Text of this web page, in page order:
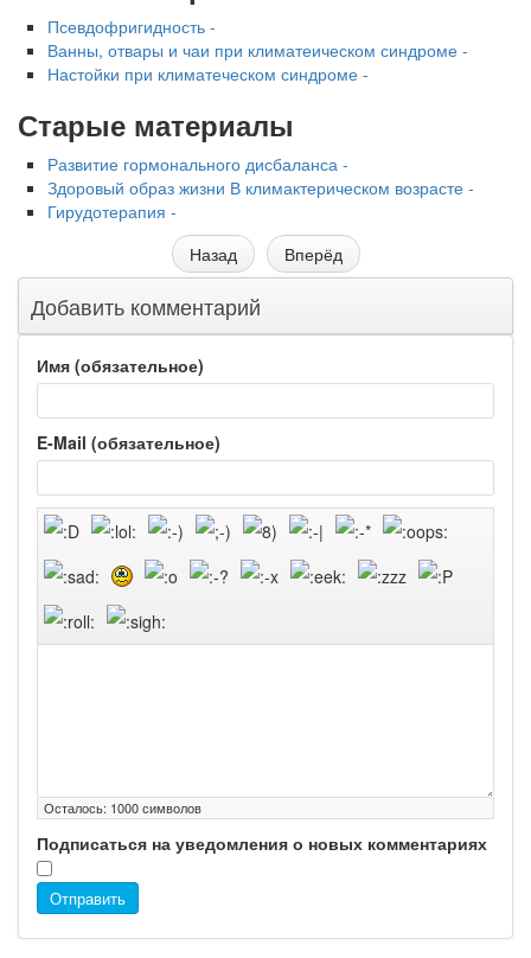
Псевдофригидность -
Ванны, отвары и чаи при климатеическом синдроме -
Настойки при климатеческом синдроме -
Старые материалы
Развитие гормо­нального дисбаланса -
Здоровый образ жизни В климактерическом возрасте -
Гирудоте­рапия -
Назад
Вперёд
Добавить комментарий
Имя (обязательное)
E-Mail (обязательное)
Осталось: 1000символов
Подписаться на уведомления о новых комментариях
Отправить